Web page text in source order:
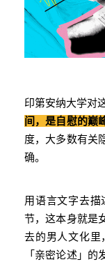
印第安纳大学对
间，是自慰的巅
度，大多数有关
确。
用语言文字去描
节，这本身就是
去的男人文化里
「亲密论述」